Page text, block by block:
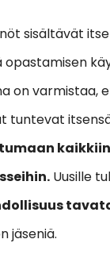
sisältävät
on varmistaa,
tuntevat
Uusille
jäseniä.